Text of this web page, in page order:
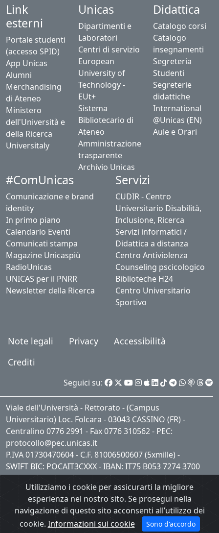
Utilizziamo i cookie per assicurarti la migliore
esperienza nel nostro sito. Se prosegui nella
navigazione di questo sito acconsenti all’utilizzo dei
cookie. Informazioni sui cookie Sono d'accordo
Link
esterni
Portale studenti
(accesso SPID)
App Unicas
Alumni
Merchandising
di Ateneo
Ministero
dell'Università e
della Ricerca
Universitaly
Unicas
Dipartimenti e
Laboratori
Centri di servizio
European
University of
Technology -
EUt+
Sistema
Bibliotecario di
Ateneo
Amministrazione
trasparente
Archivio Unicas
Didattica
Catalogo corsi
Catalogo
insegnamenti
Segreteria
Studenti
Segreterie
didattiche
International
@Unicas (EN)
Aule e Orari
#ComUnicas
Comunicazione e brand
identity
In primo piano
Calendario Eventi
Comunicati stampa
Magazine Unicaspiù
RadioUnicas
UNICAS per il PNRR
Newsletter della Ricerca
Servizi
CUDIR - Centro
Universitario Disabilità,
Inclusione, Ricerca
Servizi informatici /
Didattica a distanza
Centro Antiviolenza
Counseling pscicologico
Biblioteche H24
Centro Universitario
Sportivo
Note legali Privacy
Accessibilità
Crediti
Seguici su:
Viale dell'Università - Rettorato - (Campus
Universitario) Loc. Folcara - 03043 CASSINO (FR) -
Centralino 0776 2991 - Fax 0776 310562 - PEC:
protocollo@pec.unicas.it
P.IVA 01730470604 - C.F. 81006500607 (5xmille) -
SWIFT BIC: POCAIT3CXXX - IBAN: IT75 B053 7274 3700
0001 0409 621